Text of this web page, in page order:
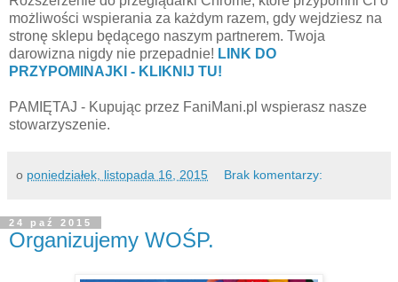
możliwości wspierania za każdym razem, gdy wejdziesz na
stronę sklepu będącego naszym partnerem. Twoja
darowizna nigdy nie przepadnie! LINK DO
PRZYPOMINAJKI - KLIKNIJ TU!
PAMIĘTAJ - Kupując przez FaniMani.pl wspierasz nasze
stowarzyszenie.
o poniedziałek, listopada 16, 2015 Brak komentarzy:
24 paź 2015
Organizujemy WOŚP.